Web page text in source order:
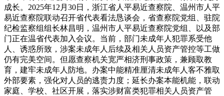
成长。2025年12月30日，浙江省人平易近查察院、温州市人平
易近查察院联动召开省代表看法恳谈会，省查察院党组、驻院
纪检监察组组长林昌明，温州市人平易近查察院党组、以及部
门正在温省代表加入会议。当前，部门未成年人犯罪系受他
人、诱惑所致，涉案未成年人后续及相关人员资产管控等工做
仍有完美空间。但愿查察机关宽严相济刑事政策，兼顾取教
育，建牢未成年人防地。办案中能精准厘清未成年人客不雅取
外部要素，强化对人员的逃责力度；延长办案本能机能，联动
家庭、学校、社区开展，落实涉财富类犯罪相关人员资产管